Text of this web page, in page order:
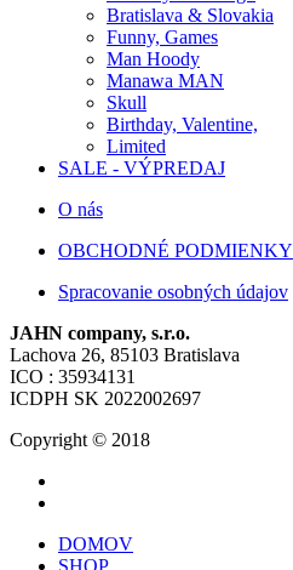
Bratislava & Slovakia
Funny, Games
Man Hoody
Manawa MAN
Skull
Birthday, Valentine,
Limited
SALE - VÝPREDAJ
O nás
OBCHODNÉ PODMIENKY
Spracovanie osobných údajov
JAHN company, s.r.o.
Lachova 26, 85103 Bratislava
ICO : 35934131
ICDPH SK 2022002697
Copyright © 2018
DOMOV
SHOP